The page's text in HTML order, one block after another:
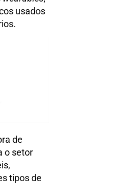
usados
de
o setor
tipos de